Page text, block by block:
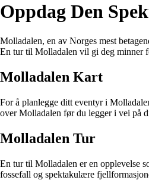
Oppdag Den
Molladalen, en av Norges mest
En tur til Molladalen vil gi deg minner
Molladalen Kart
For å planlegge ditt eventyr i
over Molladalen før du legger i vei på
Molladalen Tur
En tur til Molladalen er en opplevelse
fossefall og spektakulære